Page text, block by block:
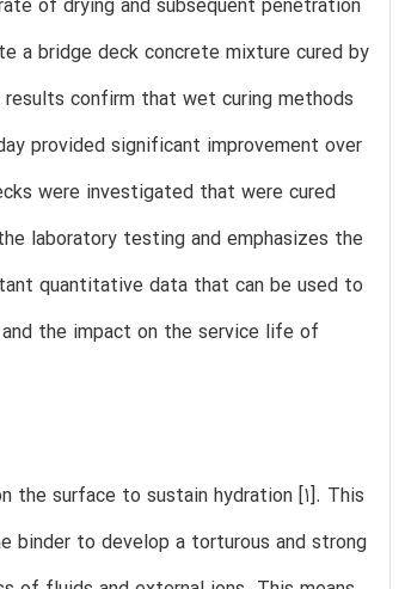
of drying and subsequent penetration
a bridge deck concrete mixture cured by
confirm that wet curing methods
provided significant improvement over
were investigated that were cured
laboratory testing and emphasizes the
quantitative data that can be used to
the impact on the service life of
surface to sustain hydration [1]. This
binder to develop a torturous and strong